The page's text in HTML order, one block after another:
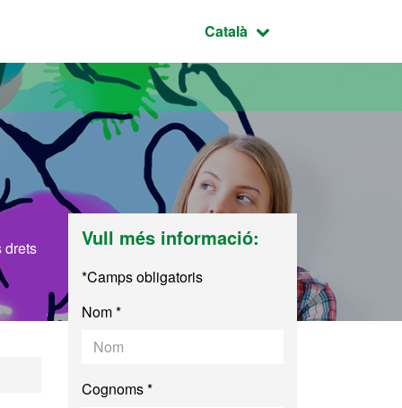
Idioma seleccionat:
Català
drets
Vull més informació:
*Camps obligatoris
Nom *
Cognoms *